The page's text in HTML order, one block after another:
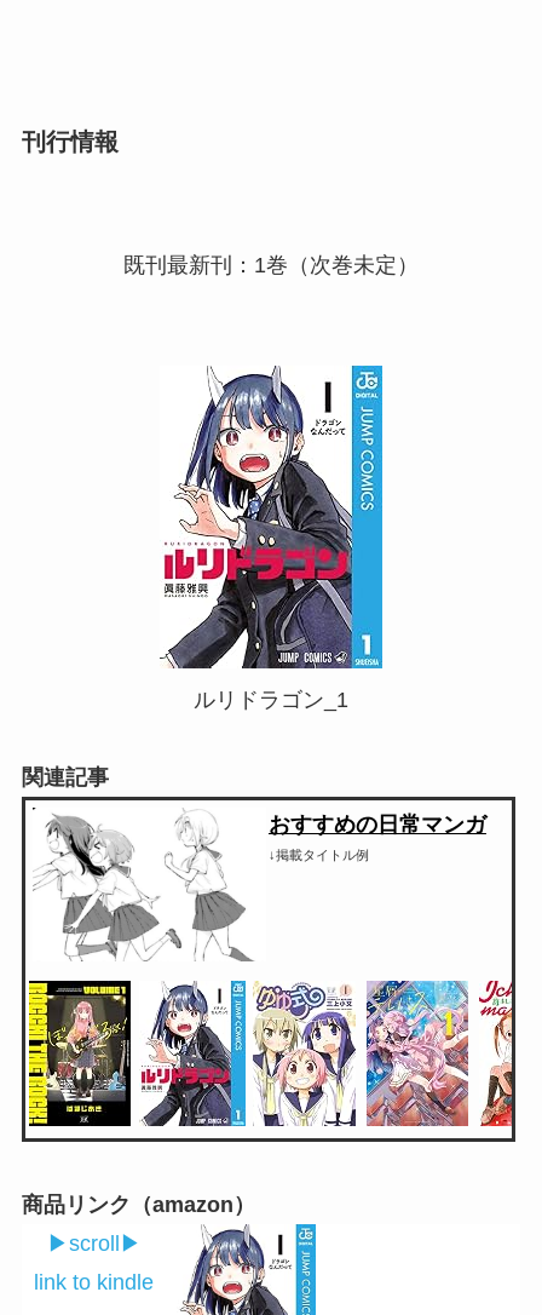
刊行情報
既刊最新刊：1巻（次巻未定）
ルリドラゴン_1
関連記事
おすすめの日常マンガ
↓掲載タイトル例
商品リンク（amazon）
▶︎scroll▶︎
link to kindle